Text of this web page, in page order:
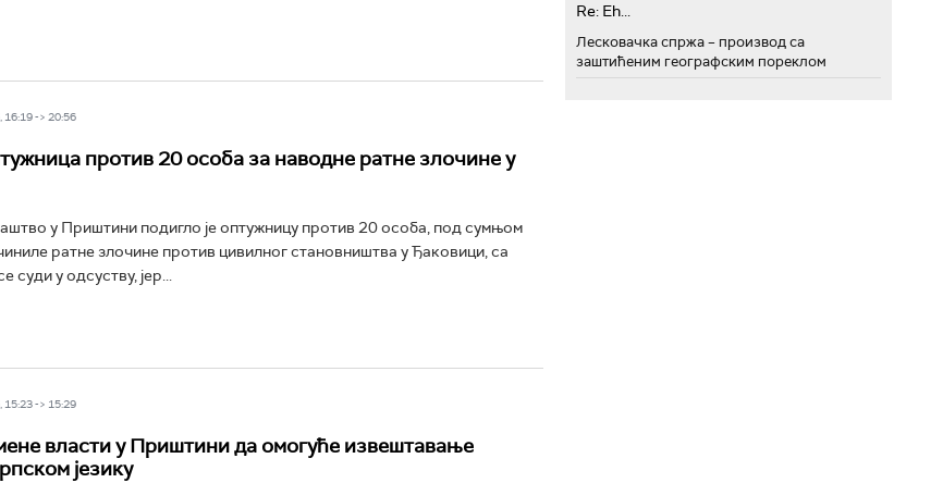
-> 20:56
против 20 особа за наводне ратне злочине у
у Приштини подигло је оптужницу против 20 особа, под сумњом
ратне злочине против цивилног становништва у Ђаковици, са
у одсуству, јер...
-> 15:29
власти у Приштини да омогуће извештавање
језику
Re: Eh...
Лесковачка спржа – производ са
заштићеним географским пореклом